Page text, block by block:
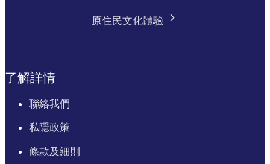
原住民文化體驗
了解詳情
聯絡我們
私隱政策
條款及細則